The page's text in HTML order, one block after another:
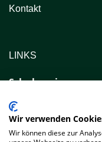
Kontakt
LINKS
Schulverein
www.schulverein-
DISTEL-
www.distel.online
Wir verwenden
Wir können diese zur